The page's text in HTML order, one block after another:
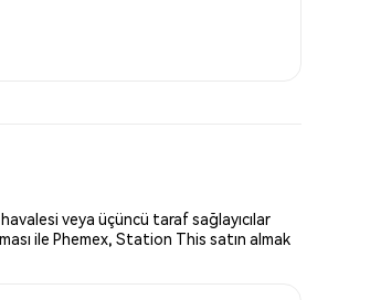
veya üçüncü taraf sağlayıcılar
ile Phemex, Station This satın almak